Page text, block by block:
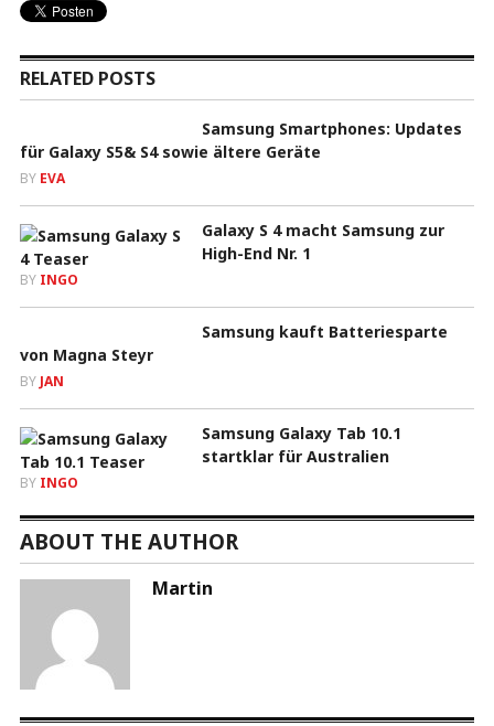
RELATED POSTS
Samsung Smartphones: Updates
für Galaxy S5& S4 sowie ältere Geräte
BY EVA
Galaxy S 4 macht Samsung zur
High-End Nr. 1
BY INGO
Samsung kauft Batteriesparte
von Magna Steyr
BY JAN
Samsung Galaxy Tab 10.1
startklar für Australien
BY INGO
ABOUT THE AUTHOR
Martin